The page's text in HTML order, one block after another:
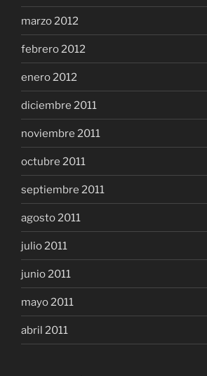
marzo 2012
febrero 2012
enero 2012
diciembre 2011
noviembre 2011
octubre 2011
septiembre 2011
agosto 2011
julio 2011
junio 2011
mayo 2011
abril 2011